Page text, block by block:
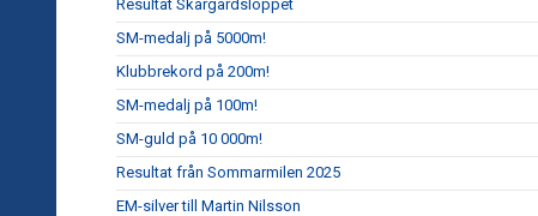
Resultat Skärgårdsloppet
SM-medalj på 5000m!
Klubbrekord på 200m!
SM-medalj på 100m!
SM-guld på 10 000m!
Resultat från Sommarmilen 2025
EM-silver till Martin Nilsson